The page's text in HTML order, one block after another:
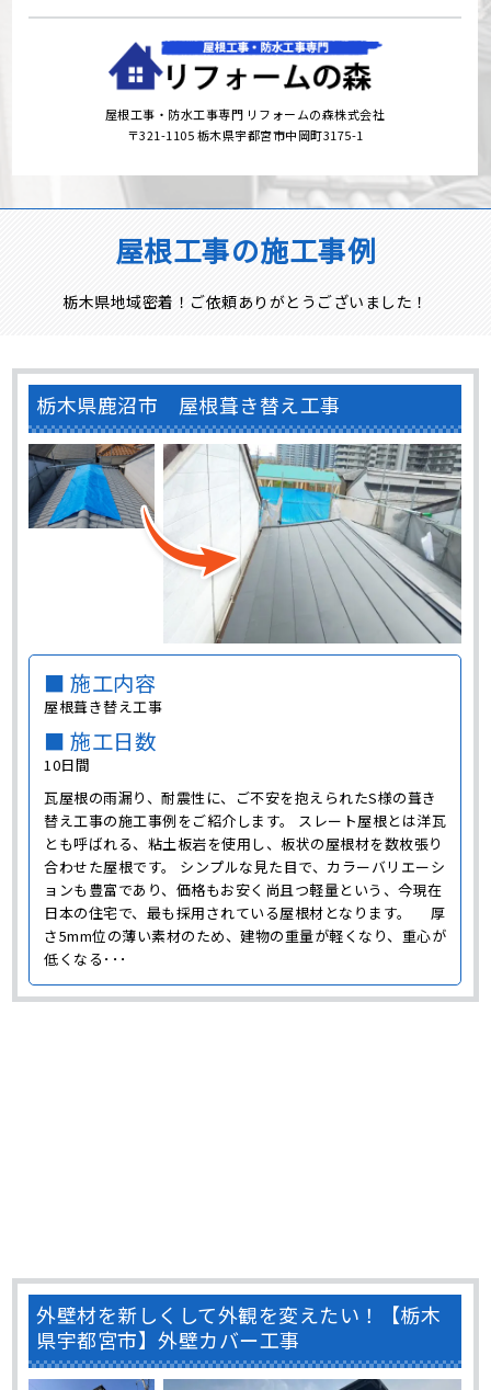
屋根工事・防水工事専門 リフォームの森株式会社
〒321-1105 栃木県宇都宮市中岡町3175-1
屋根工事の施工事例
栃木県地域密着！ご依頼ありがとうございました！
栃木県鹿沼市 屋根葺き替え工事
■ 施工内容
屋根葺き替え工事
■ 施工日数
10日間
瓦屋根の雨漏り、耐震性に、ご不安を抱えられたS様の葺き
替え工事の施工事例をご紹介します。 スレート屋根とは洋瓦
とも呼ばれる、粘土板岩を使用し、板状の屋根材を数枚張り
合わせた屋根です。 シンプルな見た目で、カラーバリエーシ
ョンも豊富であり、価格もお安く尚且つ軽量という、今現在
日本の住宅で、最も採用されている屋根材となります。 厚
さ5mm位の薄い素材のため、建物の重量が軽くなり、重心が
低くなる･･･
外壁材を新しくして外観を変えたい！【栃木
県宇都宮市】外壁カバー工事